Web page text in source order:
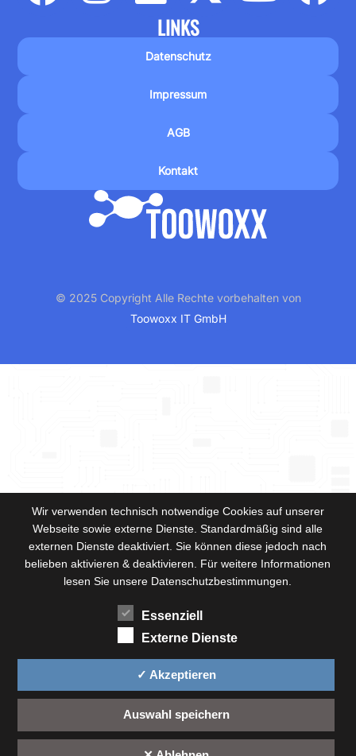
LINKS
Datenschutz
Impressum
AGB
Kontakt
© 2025 Copyright Alle Rechte vorbehalten von
Toowoxx IT GmbH
Wir verwenden technisch notwendige Cookies auf unserer
Webseite sowie externe Dienste. Standardmäßig sind alle
externen Dienste deaktiviert. Sie können diese jedoch nach
belieben aktivieren & deaktivieren. Für weitere Informationen
lesen Sie unsere Datenschutzbestimmungen.
Essenziell
Externe Dienste
✓ Akzeptieren
Auswahl speichern